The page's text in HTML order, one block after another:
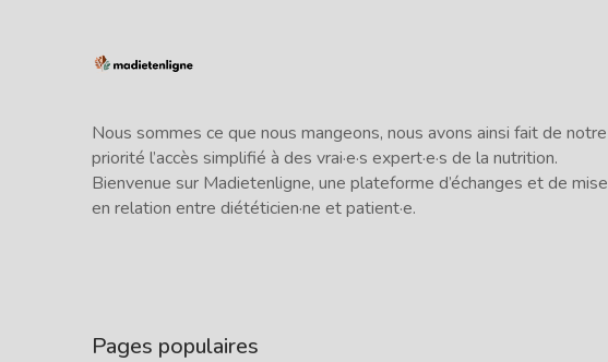
Nous sommes ce que nous mangeons, nous avons ainsi fait de notre
priorité l’accès simplifié à des vrai·e·s expert·e·s de la nutrition.
Bienvenue sur Madietenligne, une plateforme d’échanges et de mise
en relation entre diététicien·ne et patient·e.
Pages populaires